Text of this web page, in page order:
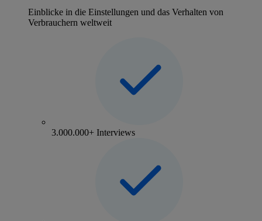
Einblicke in die Einstellungen und das Verhalten von
Verbrauchern weltweit
3.000.000+ Interviews